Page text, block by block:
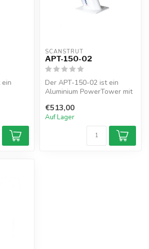
SCANSTRUT
APT-150-02
Der APT-150-02 ist ein
Aluminium PowerTower mit
6“ fü...
€513,00
Auf Lager